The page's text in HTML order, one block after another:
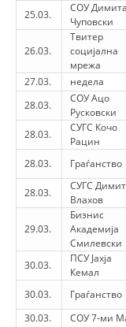
25.03.
СОУ
Чуповски
26.03.
Твитер
социјална
мрежа
27.03.
недела
28.03.
СОУ Ацо
Русковски
28.03.
СУГС Кочо
Рацин
28.03. Граѓанство
28.03.
СУГС
Влахов
29.03.
Бизнис
Академија
Смилевски
30.03.
ПСУ Јахја
Кемал
30.03. Граѓанство
30.03.
СОУ 7-ми